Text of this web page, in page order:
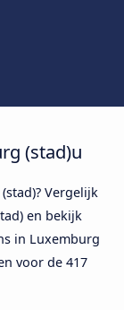
(stad)u
Vergelijk
en bekijk
in Luxemburg
voor de 417